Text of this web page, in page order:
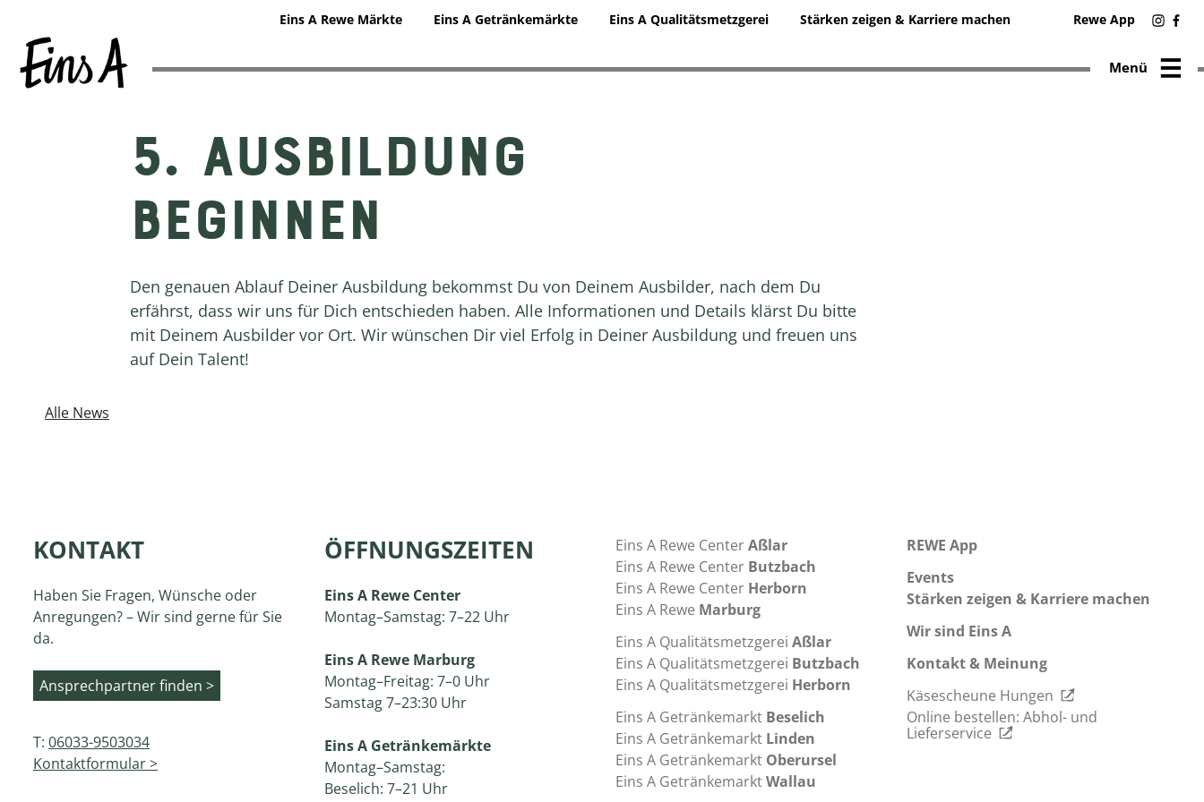
Eins A Rewe Märkte Eins A Getränkemärkte Eins A Qualitätsmetzgerei Stärken zeigen & Karriere machen Rewe App
Menü
5. AUSBILDUNG
BEGINNEN
Den genauen Ablauf Deiner Ausbildung bekommst Du von Deinem Ausbilder, nach dem Du
erfährst, dass wir uns für Dich entschieden haben. Alle Informationen und Details klärst Du bitte
mit Deinem Ausbilder vor Ort. Wir wünschen Dir viel Erfolg in Deiner Ausbildung und freuen uns
auf Dein Talent!
Alle News
KONTAKT
Haben Sie Fragen, Wünsche oder
Anregungen? – Wir sind gerne für Sie
da.
Ansprechpartner finden >
T: 06033-9503034
Kontaktformular >
ÖFFNUNGSZEITEN
Eins A Rewe Center
Montag–Samstag: 7–22 Uhr
Eins A Rewe Marburg
Montag–Freitag: 7–0 Uhr
Samstag 7–23:30 Uhr
Eins A Getränkemärkte
Montag–Samstag:
Beselich: 7–21 Uhr
Eins A Rewe CenterAßlar
Eins A Rewe Center Butzbach
Eins A Rewe Center Herborn
Eins A Rewe Marburg
Eins A Qualitätsmetzgerei Aßlar
Eins A Qualitätsmetzgerei Butzbach
Eins A Qualitätsmetzgerei Herborn
Eins A Getränkemarkt Beselich
Eins A Getränkemarkt Linden
Eins A Getränkemarkt Oberursel
Eins A GetränkemarktWallau
REWE App
Events
Stärken zeigen & Karriere machen
Wir sind Eins A
Kontakt & Meinung
Käsescheune Hungen
Online bestellen: Abhol- und
Lieferservice